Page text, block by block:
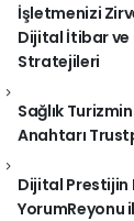
İşletmenizi
Dijital İtibar ve
Stratejileri
Sağlık
Anahtarı
Dijital Prestijin
YorumReyonu